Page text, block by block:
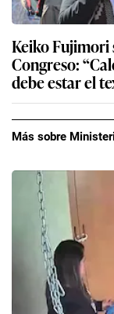
Keiko Fujimori
Congreso:
debe estar el
Más sobre